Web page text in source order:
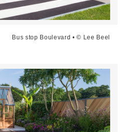
Bus stop Boulevard • © Lee Beel